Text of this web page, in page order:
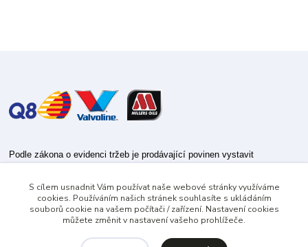
Podle zákona o evidenci tržeb je prodávající povinen vystavit
Zároveň je povinen zaevidovat přijatou tržbu u správce daně online; v
případě technického výpadku pak nejpozději do 48 hodin.
S cílem usnadnit Vám používat naše webové stránky využíváme
cookies. Používáním našich stránek souhlasíte s ukládáním
souborů cookie na vašem počítači / zařízení. Nastavení cookies
můžete změnit v nastavení vašeho prohlížeče.